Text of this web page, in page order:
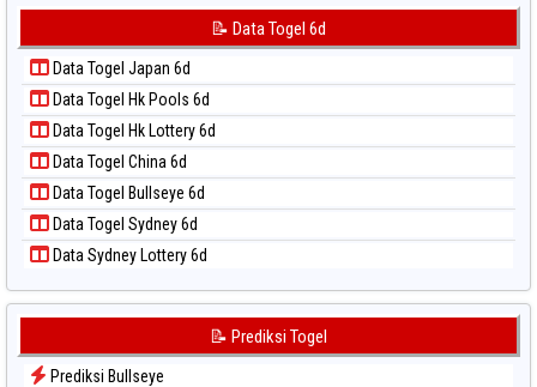
📝 Pola Dasar Taiwan
Data Togel Kuda Lari
Data Togel Magnum Cambodia
Data Togel Nagoya
Data Togel North Carolina Day
Data Togel Pcso
Data Togel Sao Paulo
Data Togel Singapore
Data Togel Sydney
Data Togel Sydney Lottery
Data Togel Sydney Lottery 6d
Data Togel Sydney Lotto
📝 Data Togel 6d
Data Togel Japan 6d
Data Togel Hk Pools 6d
Data Togel Hk Lottery 6d
Data Togel China 6d
Data Togel Bullseye 6d
Data Togel Sydney 6d
Data Sydney Lottery 6d
📝 Prediksi Togel
Prediksi Bullseye